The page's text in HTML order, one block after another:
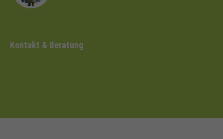
Kontakt & Beratung